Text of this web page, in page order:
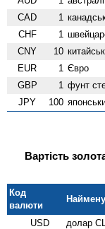
CAD 1
CHF 1
CNY 10
EUR 1 Євро
GBP 1 фунт
JPY 100
Вартість
Код
валюти
USD долар